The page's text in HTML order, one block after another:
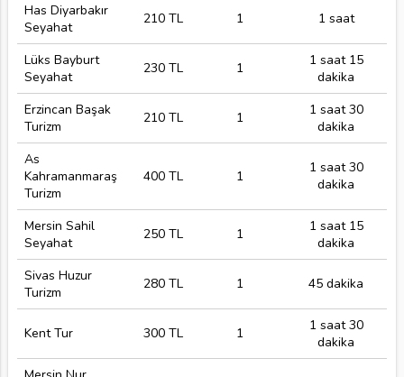
Has Diyarbakır
Seyahat
210 TL 1 1 saat
Lüks Bayburt
Seyahat
230 TL 1
1 saat 15
dakika
Erzincan Başak
Turizm
210 TL 1
1 saat 30
dakika
As
Kahramanmaraş
Turizm
400 TL 1
1 saat 30
dakika
Mersin Sahil
Seyahat
250 TL 1
1 saat 15
dakika
Sivas Huzur
Turizm
280 TL 1 45 dakika
Kent Tur 300 TL 1
1 saat 30
dakika